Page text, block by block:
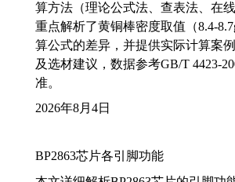
算方法（理论公式法、查表法、在
重点解析了黄铜棒密度取值（8.4-
算公式的差异，并提供实际计算案
及选材建议，数据参考GB/T 4423-
准。
2026年8月4日
BP2863芯片各引脚功能